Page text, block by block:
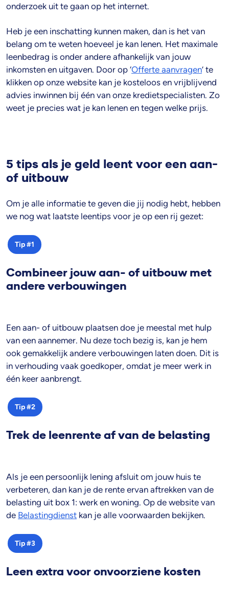
onderzoek uit te gaan op het internet.
Heb je een inschatting kunnen maken, dan is het van
belang om te weten hoeveel je kan lenen. Het maximale
leenbedrag is onder andere afhankelijk van jouw
inkomsten en uitgaven. Door op ‘Offerte aanvragen’ te
klikken op onze website kan je kosteloos en vrijblijvend
advies inwinnen bij één van onze kredietspecialisten. Zo
weet je precies wat je kan lenen en tegen welke prijs.
5 tips als je geld leent voor een aan-
of uitbouw
Om je alle informatie te geven die jij nodig hebt, hebben
we nog wat laatste leentips voor je op een rij gezet:
Tip #1
Combineer jouw aan- of uitbouw met
andere verbouwingen
Een aan- of uitbouw plaatsen doe je meestal met hulp
van een aannemer. Nu deze toch bezig is, kan je hem
ook gemakkelijk andere verbouwingen laten doen. Dit is
in verhouding vaak goedkoper, omdat je meer werk in
één keer aanbrengt.
Tip #2
Trek de leenrente af van de belasting
Als je een persoonlijk lening afsluit om jouw huis te
verbeteren, dan kan je de rente ervan aftrekken van de
belasting uit box 1: werk en woning. Op de website van
de Belastingdienst kan je alle voorwaarden bekijken.
Tip #3
Leen extra voor onvoorziene kosten